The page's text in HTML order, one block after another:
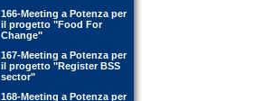
166-Meeting a Potenza per
il progetto "Food For
Change"
167-Meeting a Potenza per
il progetto "Register BSS
sector"
168-Meeting a Potenza per